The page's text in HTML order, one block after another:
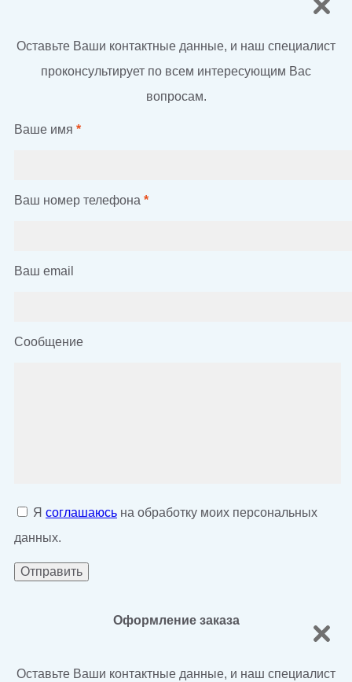
Оставьте Ваши контактные данные, и наш специалист
проконсультирует по всем интересующим Вас
вопросам.
Ваше имя *
Ваш номер телефона *
Ваш email
Сообщение
Я соглашаюсь на обработку моих персональных
данных.
Оформление заказа
Оставьте Ваши контактные данные, и наш специалист